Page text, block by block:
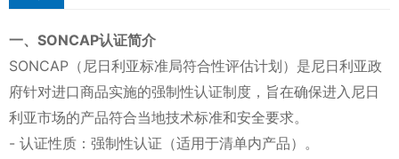
一、SONCAP认证简介
SONCAP（尼日利亚标准局符合性评估计划）是尼日利亚政
府针对进口商品实施的强制性认证制度，旨在确保进入尼日
利亚市场的产品符合当地技术标准和安全要求。
- 认证性质：强制性认证（适用于清单内产品）。